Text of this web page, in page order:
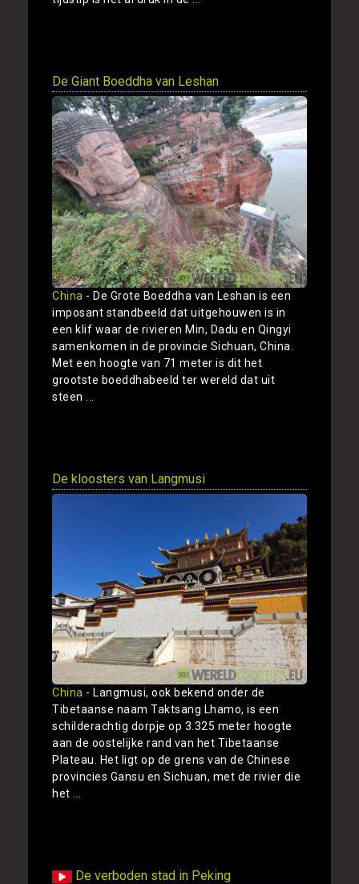
De Giant Boeddha van Leshan
China - De Grote Boeddha van Leshan is een
imposant standbeeld dat uitgehouwen is in
een klif waar de rivieren Min, Dadu en Qingyi
samenkomen in de provincie Sichuan, China.
Met een hoogte van 71 meter is dit het
grootste boeddhabeeld ter wereld dat uit
steen ...
De kloosters van Langmusi
China - Langmusi, ook bekend onder de
Tibetaanse naam Taktsang Lhamo, is een
schilderachtig dorpje op 3.325 meter hoogte
aan de oostelijke rand van het Tibetaanse
Plateau. Het ligt op de grens van de Chinese
provincies Gansu en Sichuan, met de rivier die
het ...
De verboden stad in Peking